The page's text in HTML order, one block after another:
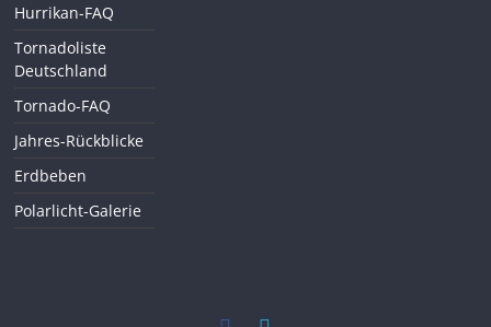
Hurrikan-FAQ
Tornadoliste
Deutschland
Tornado-FAQ
Jahres-Rückblicke
Erdbeben
Polarlicht-Galerie